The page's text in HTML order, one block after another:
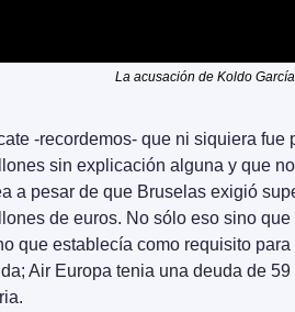
La acusación de Koldo
-recordemos- que ni siquiera fue
sin explicación alguna y que
a pesar de que Bruselas exigió
de euros. No sólo eso sino
que establecía como requisito
Air Europa tenia una deuda de